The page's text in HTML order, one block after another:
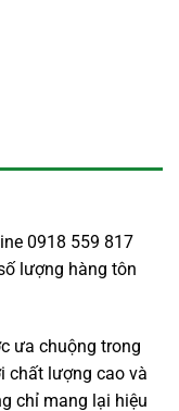
0918 559 817
lượng hàng tôn
ưa chuộng trong
chất lượng cao và
chỉ mang lại hiệu